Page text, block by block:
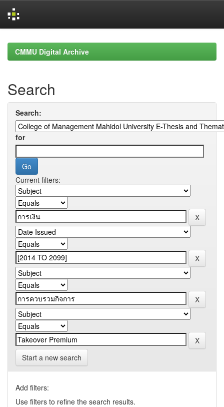
navigationCMMU Digital Archive
Search
Search:
for
Current filters:
Start a new search
Add filters:
Use filters to refine the search results.